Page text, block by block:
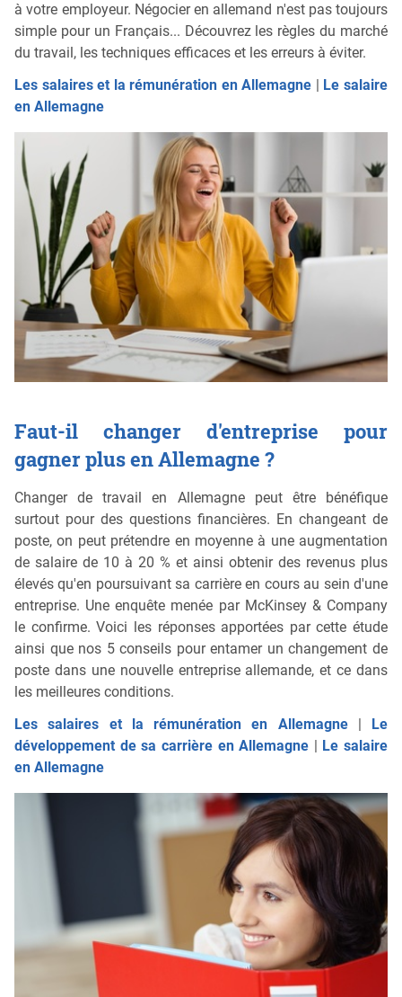
à votre employeur. Négocier en allemand n'est pas toujours
simple pour un Français... Découvrez les règles du marché
du travail, les techniques efficaces et les erreurs à éviter.
Les salaires et la rémunération en Allemagne
Le salaire
en Allemagne
Faut-il changer d'entreprise pour
gagner plus en Allemagne ?
Changer de travail en Allemagne peut être bénéfique
surtout pour des questions financières. En changeant de
poste, on peut prétendre en moyenne à une augmentation
de salaire de 10 à 20 % et ainsi obtenir des revenus plus
élevés qu'en poursuivant sa carrière en cours au sein d'une
entreprise. Une enquête menée par McKinsey & Company
le confirme. Voici les réponses apportées par cette étude
ainsi que nos 5 conseils pour entamer un changement de
poste dans une nouvelle entreprise allemande, et ce dans
les meilleures conditions.
Les salaires et la rémunération en Allemagne| Le
développement de sa carrière en Allemagne | Le salaire
en Allemagne